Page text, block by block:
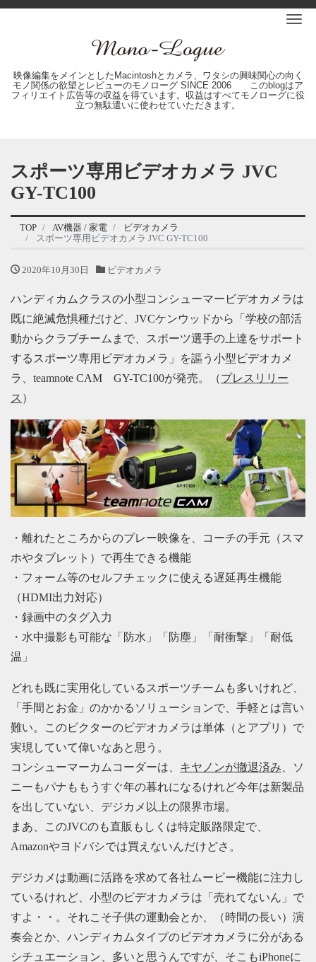
映像編集をメインとしたMacintoshとカメラ、ワタシの興味関心の向く
モノ関係の欲望とレビューのモノローグ SINCE 2006 このblogはア
フィリエイト広告等の収益を得ています。収益はすべてモノローグに役
立つ無駄遣いに使わせていただきます。
スポーツ専用ビデオカメラ JVC
GY-TC100
TOP AV機器 / 家電
ビデオカメラ
スポーツ専用ビデオカメラ JVC GY-TC100
2020年10月30日 ビデオカメラ
ハンディカムクラスの小型コンシューマービデオカメラは
既に絶滅危惧種だけど、JVCケンウッドから「学校の部活
動からクラブチームまで、スポーツ選手の上達をサポート
するスポーツ専用ビデオカメラ」を謳う小型ビデオカメ
ラ、teamnote CAM GY-TC100が発売。（プレスリリー
ス ）
・離れたところからのプレー映像を、コーチの手元（スマ
ホやタブレット）で再生できる機能
・フォーム等のセルフチェックに使える遅延再生機能
（HDMI出力対応）
・録画中のタグ入力
・水中撮影も可能な「防水」「防塵」「耐衝撃」「耐低
温」
どれも既に実用化しているスポーツチームも多いけれど、
「手間とお金」のかかるソリューションで、手軽とは言い
難い。このビクターのビデオカメラは単体（とアプリ）で
実現していて偉いなあと思う。
コンシューマーカムコーダーは、 キヤノンが撤退済み 、ソ
ニーもパナももうすぐ年の暮れになるけれど今年は新製品
を出していない、デジカメ以上の限界市場。
まあ、このJVCのも直販もしくは特定販路限定で、
Amazonやヨドバシでは買えないんだけどさ。
デジカメは動画に活路を求めて各社ムービー機能に注力し
ているけれど、小型のビデオカメラは「売れてないん」で
すよ・・。それこそ子供の運動会とか、（時間の長い）演
奏会とか、ハンディカムタイプのビデオカメラに分がある
シチュエーション、多いと思うんですが、そこもiPhoneに